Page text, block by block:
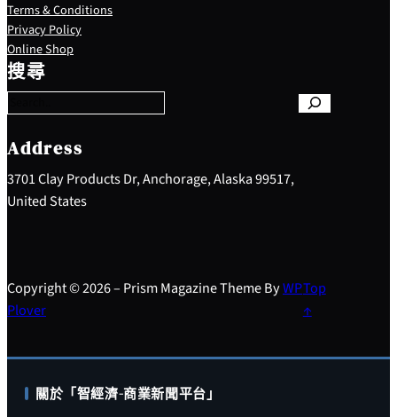
Terms & Conditions
Privacy Policy
Online Shop
搜尋
S
e
a
c
h
Address
3701 Clay Products Dr, Anchorage, Alaska 99517,
United States
Copyright © 2026 – Prism Magazine Theme ByWP
Plover
Top
↑
關於「智經濟-商業新聞平台」